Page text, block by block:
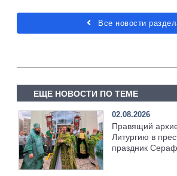
Все новости
ЕЩЕ НОВОСТИ ПО ТЕМЕ
02.08.2026
Правящий
Литургию в
праздник